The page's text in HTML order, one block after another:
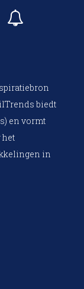
biedt
en vormt
het
in